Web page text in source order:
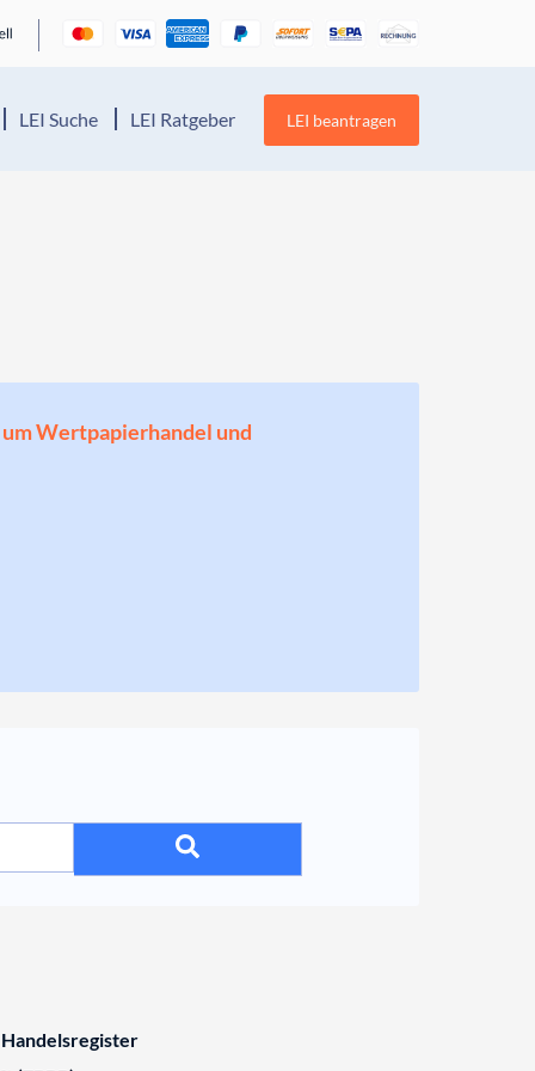
LEI Suche LEI Ratgeber LEI beantragen
Wertpapierhandel und